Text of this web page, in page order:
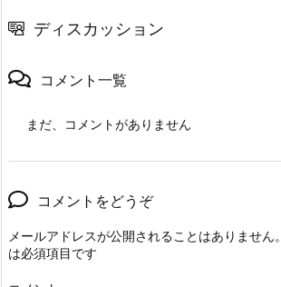
ディスカッション
コメント一覧
まだ、コメントがありません
コメントをどうぞ
メールアドレスが公開されることはありません。
は必須項目です